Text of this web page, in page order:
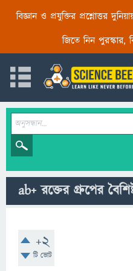
বিজ্ঞান ও প্রযুক্তির প্রশ্নোত্তর
জিতে নিন পুরস্কার,
ab+ রক্তের গ্রুপের
+2
টি ভোট